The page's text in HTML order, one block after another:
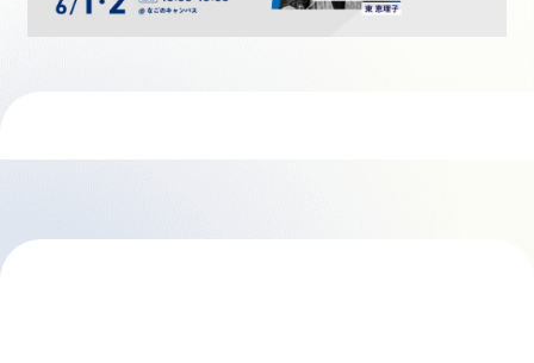
採用情報